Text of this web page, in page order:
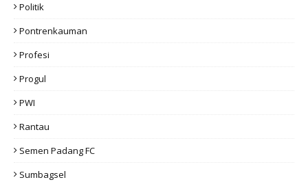
Politik
Pontrenkauman
Profesi
Progul
PWI
Rantau
Semen Padang FC
Sumbagsel